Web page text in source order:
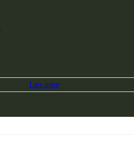
Læs mere